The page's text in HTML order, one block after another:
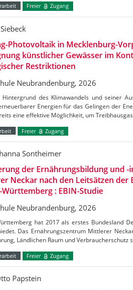
Freier Zugang
Photovoltaik in Mecklenburg-
künstlicher Gewässer im
Restriktionen
Neubrandenburg, 2026
Hintergrund des Klimawandels und seiner
Energien für das Gelingen der
eine effektive Möglichkeit, um
Freier Zugang
Sontheimer
der Ernährungsbildung und
Neckar nach den Leitsätzen der
Württemberg : EBIN-Studie
Neubrandenburg, 2026
hat 2017 als erstes Bundesland
Das Ernährungszentrum Mittlerer
Ländlichen Raum und
Freier Zugang
Papstein